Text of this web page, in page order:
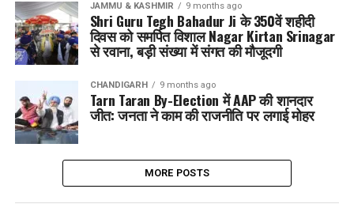
JAMMU & KASHMIR 9 months ago
Shri Guru Tegh Bahadur Ji के 350वें शहीदी
दिवस को समर्पित विशाल Nagar Kirtan Srinagar
से रवाना, बड़ी संख्या में संगत की मौजूदगी
CHANDIGARH 9 months ago
Tarn Taran By-Election में AAP की शानदार
जीत: जनता ने काम की राजनीति पर लगाई मोहर
MORE POSTS